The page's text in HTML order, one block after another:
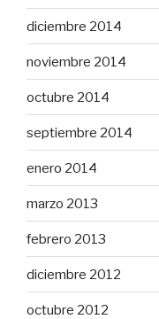
diciembre 2014
noviembre 2014
octubre 2014
septiembre 2014
enero 2014
marzo 2013
febrero 2013
diciembre 2012
octubre 2012